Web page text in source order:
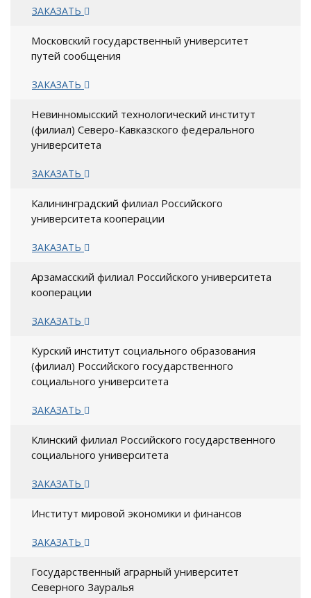
ЗАКАЗАТЬ
Московский государственный университет
путей сообщения
ЗАКАЗАТЬ
Невинномысский технологический институт
(филиал) Северо-Кавказского федерального
университета
ЗАКАЗАТЬ
Калининградский филиал Российского
университета кооперации
ЗАКАЗАТЬ
Арзамасский филиал Российского университета
кооперации
ЗАКАЗАТЬ
Курский институт социального образования
(филиал) Российского государственного
социального университета
ЗАКАЗАТЬ
Клинский филиал Российского государственного
социального университета
ЗАКАЗАТЬ
Институт мировой экономики и финансов
ЗАКАЗАТЬ
Государственный аграрный университет
Северного Зауралья